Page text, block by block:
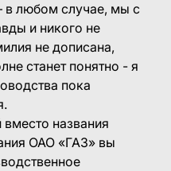
в любом случае, мы с
и никого не
не дописана,
станет понятно - я
пока
названия
ОАО «ГАЗ» вы